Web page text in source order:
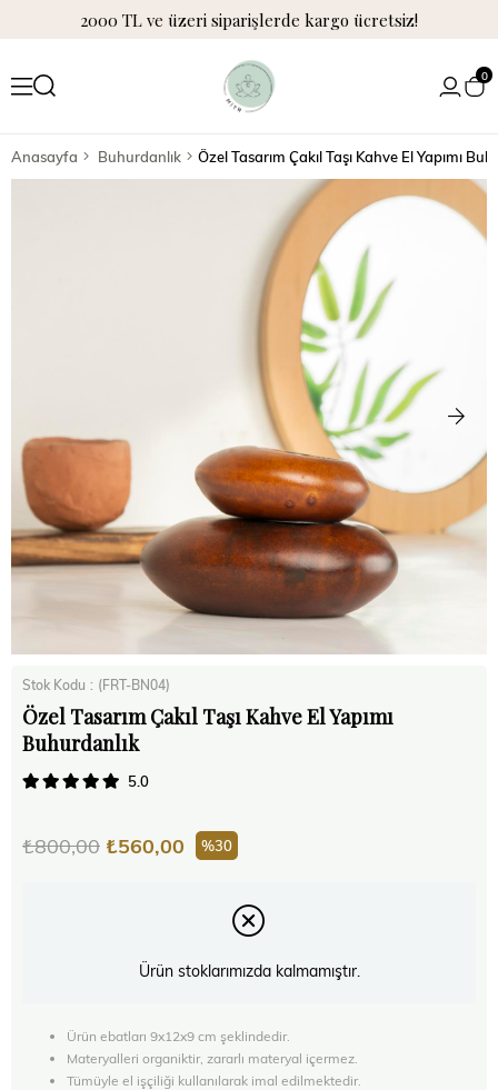
2000 TL ve üzeri siparişlerde kargo ücretsiz!
0
Anasayfa Buhurdanlık Özel Tasarım Çakıl Taşı Kahve El Yapımı
Stok Kodu (FRT-BN04)
Özel Tasarım Çakıl Taşı Kahve El Yapımı
Buhurdanlık
5.0
₺800,00 ₺560,00 30
Ürün stoklarımızda kalmamıştır.
Ürün ebatları 9x12x9 cm şeklindedir.
Materyalleri organiktir, zararlı materyal içermez.
Tümüyle el işçiliği kullanılarak imal edilmektedir.